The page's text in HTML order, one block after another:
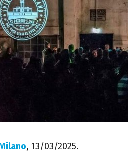
, 13/03/2025.